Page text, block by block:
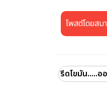
โพสต์โดยสม
รีดไขมัน.....อ